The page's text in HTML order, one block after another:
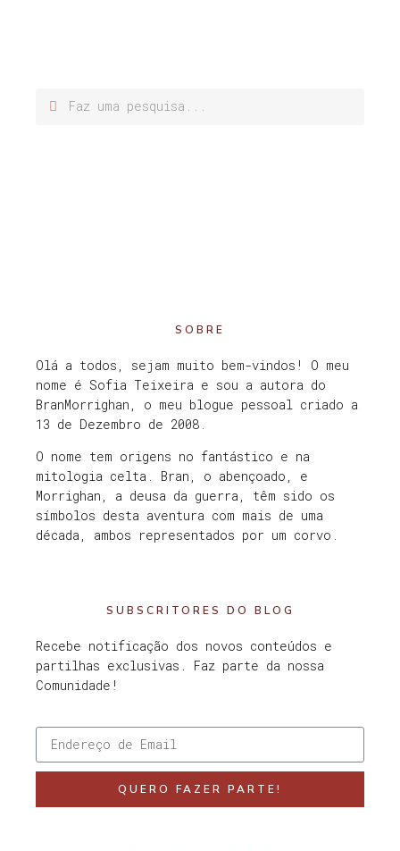
SOBRE
Olá a todos, sejam muito bem-vindos! O meu
nome é Sofia Teixeira e sou a autora do
BranMorrighan, o meu blogue pessoal criado a
13 de Dezembro de 2008.
O nome tem origens no fantástico e na
mitologia celta. Bran, o abençoado, e
Morrighan, a deusa da guerra, têm sido os
símbolos desta aventura com mais de uma
década, ambos representados por um corvo.
SUBSCRITORES DO BLOG
Recebe notificação dos novos conteúdos e
partilhas exclusivas. Faz parte da nossa
Comunidade!
QUERO FAZER PARTE!